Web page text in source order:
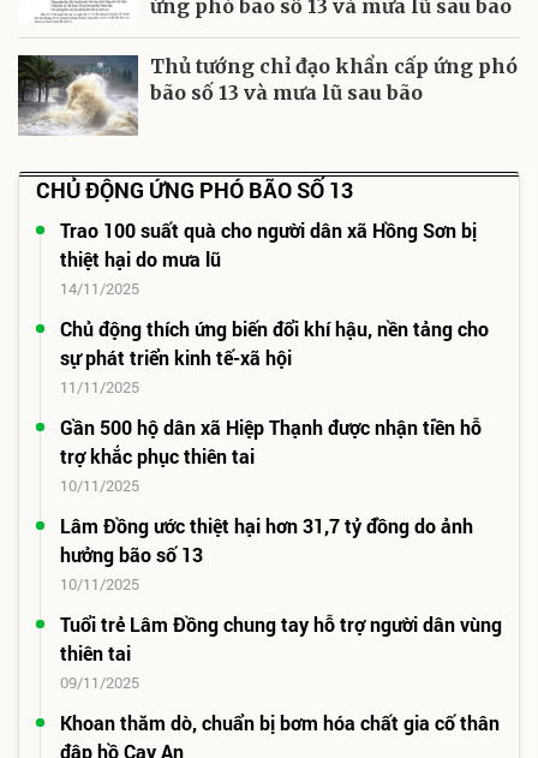
ứng phó bão số 13 và mưa lũ sau bão
Thủ tướng chỉ đạo khẩn cấp ứng phó
bão số 13 và mưa lũ sau bão
CHỦ ĐỘNG ỨNG PHÓ BÃO SỐ 13
Trao 100 suất quà cho người dân xã Hồng Sơn bị
thiệt hại do mưa lũ
14/11/2025
Chủ động thích ứng biến đổi khí hậu, nền tảng cho
sự phát triển kinh tế-xã hội
11/11/2025
Gần 500 hộ dân xã Hiệp Thạnh được nhận tiền hỗ
trợ khắc phục thiên tai
10/11/2025
Lâm Đồng ước thiệt hại hơn 31,7 tỷ đồng do ảnh
hưởng bão số 13
10/11/2025
Tuổi trẻ Lâm Đồng chung tay hỗ trợ người dân vùng
thiên tai
09/11/2025
Khoan thăm dò, chuẩn bị bơm hóa chất gia cố thân
đập hồ Cay An